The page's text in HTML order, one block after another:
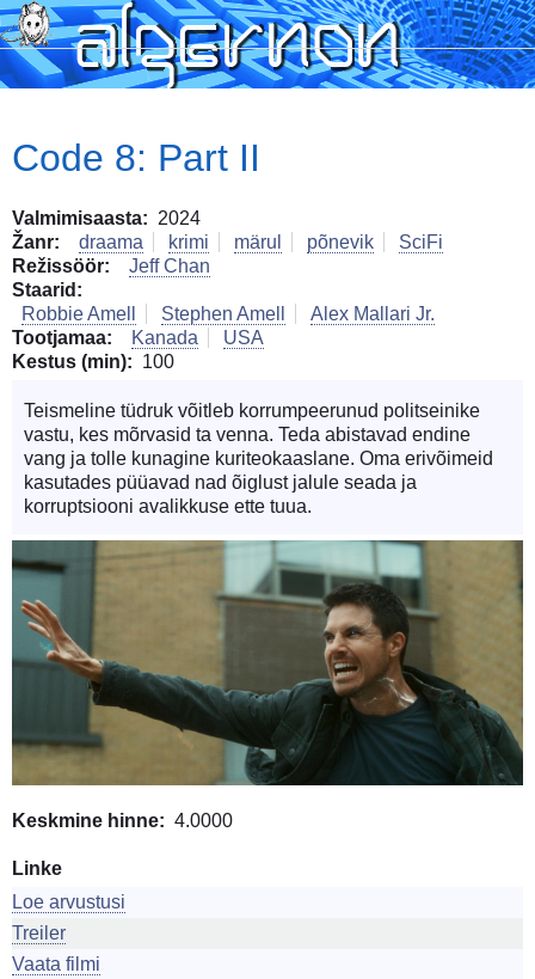
Skip
to
main
content
Code 8: Part II
Valmimisaasta
2024
Žanr
draama krimi märul põnevik
SciFi
Režissöör
Jeff Chan
Staarid
Robbie Amell
Stephen Amell
Alex Mallari Jr.
Tootjamaa
Kanada
USA
Kestus (min)
100
Teismeline tüdruk võitleb korrumpeerunud politseinike
vastu, kes mõrvasid ta venna. Teda abistavad endine
vang ja tolle kunagine kuriteokaaslane. Oma erivõimeid
kasutades püüavad nad õiglust jalule seada ja
korruptsiooni avalikkuse ette tuua.
Keskmine hinne 4.0000
Linke
Loe arvustusi
Treiler
Vaata filmi